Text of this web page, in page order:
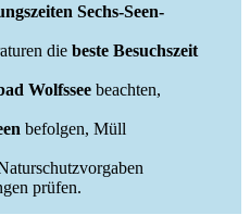
Sechs-Seen-
die beste Besuchszeit
Wolfssee beachten,
befolgen, Müll
prüfen.